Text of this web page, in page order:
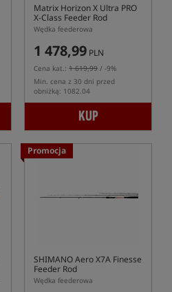
Matrix Horizon X Ultra PRO
X-Class Feeder Rod
Wędka feederowa
1 478,99 PLN
Cena kat.: 1 619,99 / -9%
Min. cena z 30 dni przed
obniżką: 1082.04
KUP
Promocja
SHIMANO Aero X7A Finesse
Feeder Rod
Wędka feederowa